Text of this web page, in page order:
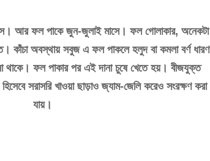
আর ফল পাকে জুন-জুলাই মাসে। ফল গোলাকার, অনেকটা
কাঁচা অবস্থায় সবুজ এ ফল পাকলে হলুদ বা কমলা বর্ণ ধারণ
থাকে। ফল পাকার পর এই দানা চুষে খেতে হয়। বীজযুক্ত
হিসেবে সরাসরি খাওয়া ছাড়াও জ্যাম-জেলি করেও সংরক্ষণ করা
যায়।